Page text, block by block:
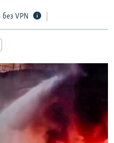
VPN